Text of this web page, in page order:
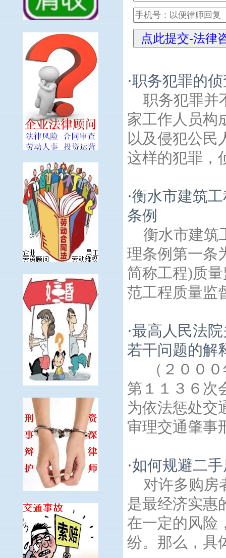
·职务犯罪的
职务犯罪并
家工作人员构
以及侵犯公民
这样的犯罪，
·衡水市建筑
条例
衡水市建筑
理条例第一条
简称工程)质
范工程质量监
·最高人民法
若干问题的解
（２００
第１１３６
为依法惩处交
审理交通肇事
·如何规避二
对许多购房
是最经济实惠
在一定的风险
纷。那么，具